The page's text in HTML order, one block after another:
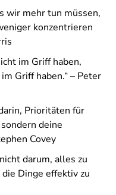
wir mehr tun müssen,
konzentrieren
im Griff haben,
Griff haben.“ – Peter
Prioritäten für
deine
Covey
darum, alles zu
Dinge effektiv zu